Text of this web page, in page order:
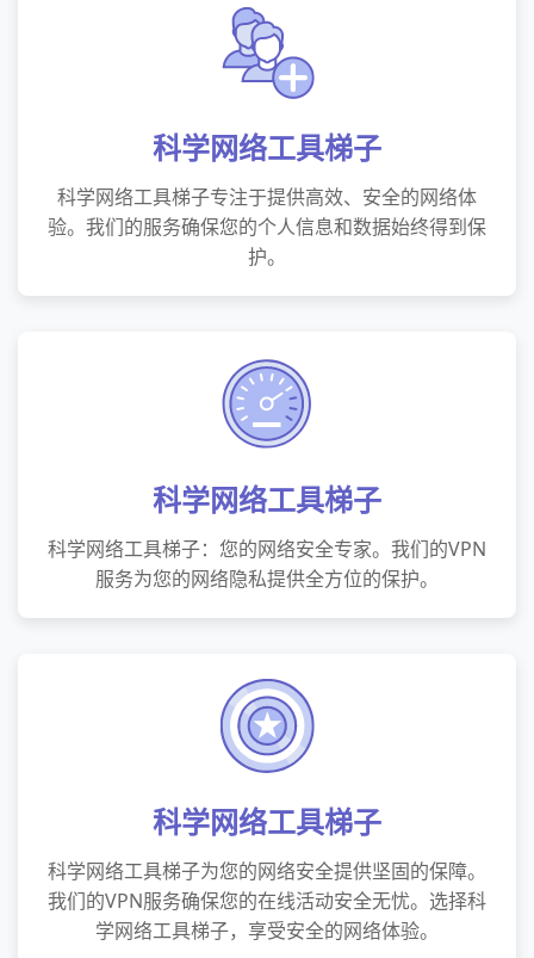
科学网络工具梯子
科学网络工具梯子专注于提供高效、安全的网络体
验。我们的服务确保您的个人信息和数据始终得到保
护。
科学网络工具梯子
科学网络工具梯子：您的网络安全专家。我们的VPN
服务为您的网络隐私提供全方位的保护。
科学网络工具梯子
科学网络工具梯子为您的网络安全提供坚固的保障。
我们的VPN服务确保您的在线活动安全无忧。选择科
学网络工具梯子，享受安全的网络体验。